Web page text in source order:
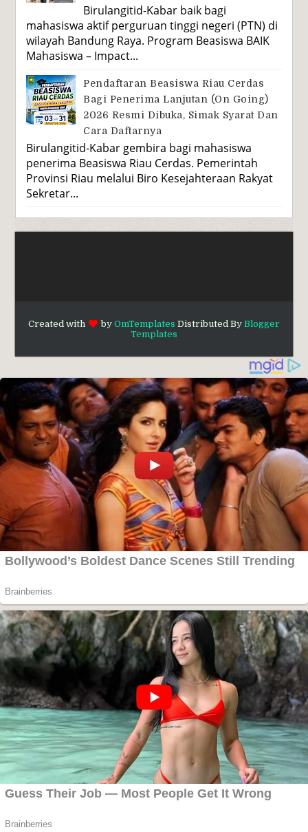
Birulangitid-Kabar baik bagi
mahasiswa aktif perguruan tinggi negeri (PTN) di
wilayah Bandung Raya. Program Beasiswa BAIK
Mahasiswa – Impact...
Pendaftaran Beasiswa Riau Cerdas
Bagi Penerima Lanjutan (On Going)
2026 Resmi Dibuka, Simak Syarat Dan
Cara Daftarnya
Birulangitid-Kabar gembira bagi mahasiswa
penerima Beasiswa Riau Cerdas. Pemerintah
Provinsi Riau melalui Biro Kesejahteraan Rakyat
Sekretar...
Created with by OmTemplates Distributed By Blogger
Templates